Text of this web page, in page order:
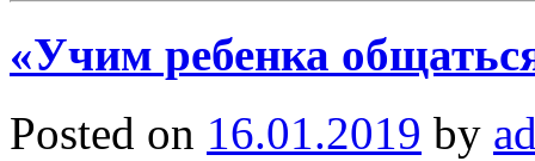
«Учим ребенка
Posted on 16.01.2019 by